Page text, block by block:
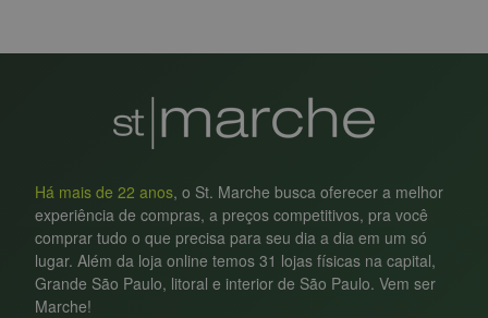
Há mais de 22 anos, o St. Marche busca oferecer a melhor
experiência de compras, a preços competitivos, pra você
comprar tudo o que precisa para seu dia a dia em um só
lugar. Além da loja online temos 31 lojas físicas na capital,
Grande São Paulo, litoral e interior de São Paulo. Vem ser
Marche!